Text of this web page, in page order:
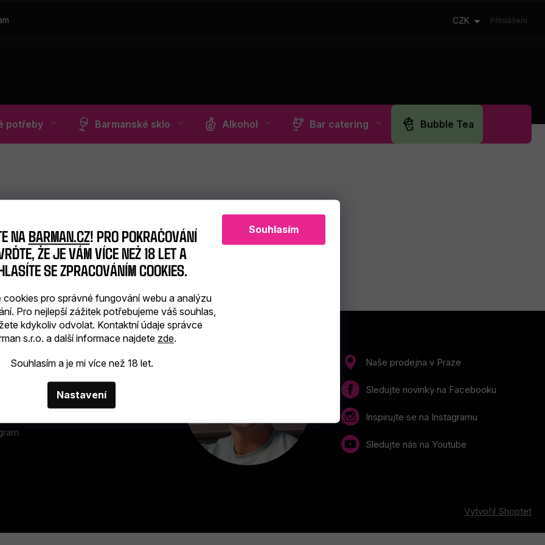
NABARMAN.CZ! PRO POKRAČOVÁNÍ
ŽE JE VÁM VÍCE NEŽ 18 LET A
SE ZPRACOVÁNÍM COOKIES.
cookies pro správné fungování webu a analýzu
Pro nejlepší zážitek potřebujeme váš souhlas,
kdykoliv odvolat. Kontaktní údaje správce
s.r.o. a další informace najdete zde.
Souhlasím a je mi více než 18 let.
Nastavení
Souhlasím
CZK Přihlášení
potřeby Barmanské sklo Alkohol Bar catering Bubble Tea
Naše prodejna v Praze
Sledujte novinky na Facebooku
Inspirujte se na Instagramu
Sledujte nás na Youtube
Vytvořil Shoptet